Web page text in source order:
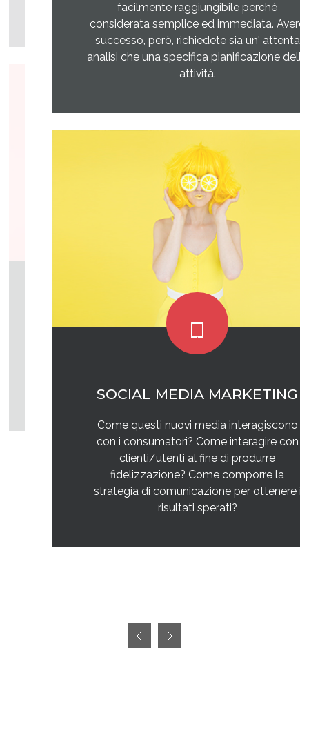
facilmente raggiungibile perchè
considerata semplice ed immediata. Avere
successo, però, richiedete sia un' attenta
analisi che una specifica pianificazione delle
SOCIAL MEDIA MARKETING
Come questi nuovi media interagiscono
con i consumatori? Come interagire con
clienti/utenti al fine di produrre
fidelizzazione? Come comporre la
strategia di comunicazione per ottenere i
risultati sperati?